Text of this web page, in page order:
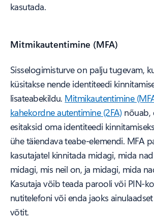
kasutada.
Mitmikautentimine (MFA)
Sisselogimisturve on palju tugevam,
küsitakse nende identiteedi
lisateabekildu. Mitmikautentimine
kahekordne autentimine (2FA)nõuab,
esitaksid oma identiteedi
ühe täiendava teabe-elemendi. MFA
kasutajatel kinnitada midagi, mida
midagi, mis neil on, ja midagi, mida
Kasutaja võib teada parooli või PIN-
nutitelefoni või enda jaoks
võtit.